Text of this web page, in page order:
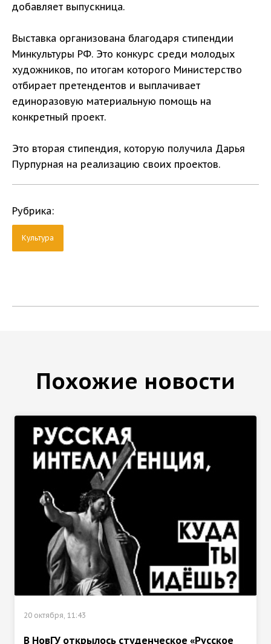
добавляет выпускница.
Выставка организована благодаря стипендии
Минкультуры РФ. Это конкурс среди молодых
художников, по итогам которого Министерство
отбирает претендентов и выплачивает
единоразовую материальную помощь на
конкретный проект.
Это вторая стипендия, которую получила Дарья
Пурпурная на реализацию своих проектов.
Рубрика:
Культура
Похожие новости
20 октября, 11:43
В НовГУ открылось студенческое «Русское